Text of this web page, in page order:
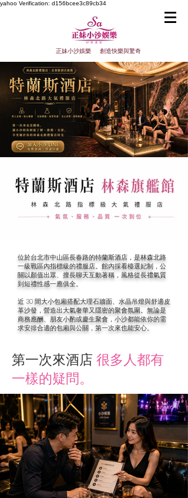
yahoo Verification: d156bcee3c89cb34
正妹小沙娛樂 創造快樂與驚奇
位於台北市中山區長春路的特蘭斯酒店，是林森北路
一級戰區內指標級的禮服店。館內採看檯選妃制，公
關以顏值出眾、擅長聊天互動著稱，風格從長禮氣質
到短禮性感一應俱全。
近 30 間大小包廂搭配大理石牆面、水晶吊燈與舒適皮
革沙發，營造出大氣奢華又隱密的聚會氛圍。無論是
商務應酬、朋友小酌或慶生聚會，小沙都能依你的需
求安排合適的包廂與公關，第一次來也能安心。
第一次來酒店 很多人都有
一樣的疑問。